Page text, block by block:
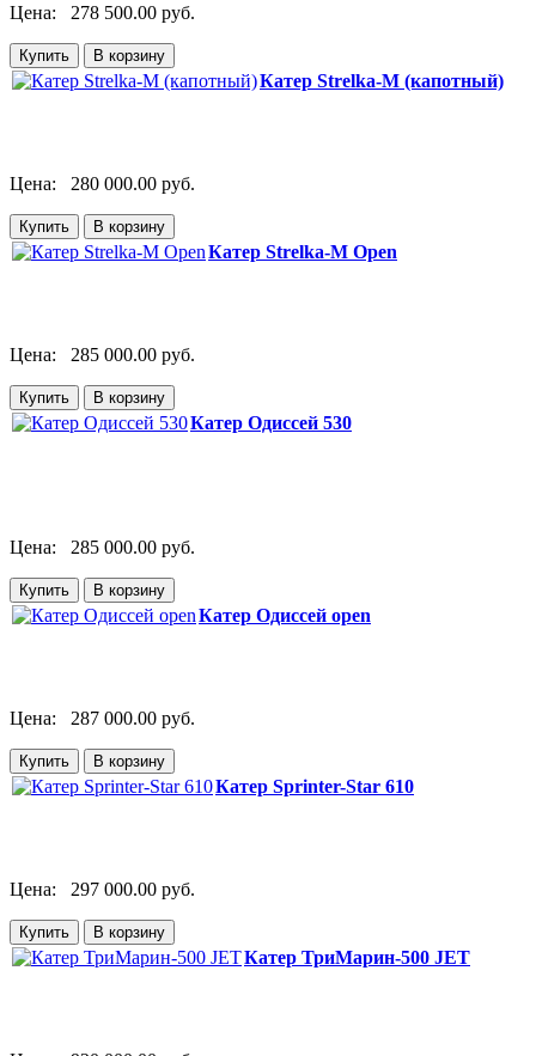
Цена: 278 500.00 руб.
Катер Strelka-M (капотный)
Цена: 280 000.00 руб.
Катер Strelka-M Open
Цена: 285 000.00 руб.
Катер Одиссей 530
Цена: 285 000.00 руб.
Катер Одиссей open
Цена: 287 000.00 руб.
Катер Sprinter-Star 610
Цена: 297 000.00 руб.
Катер ТриМарин-500 JET